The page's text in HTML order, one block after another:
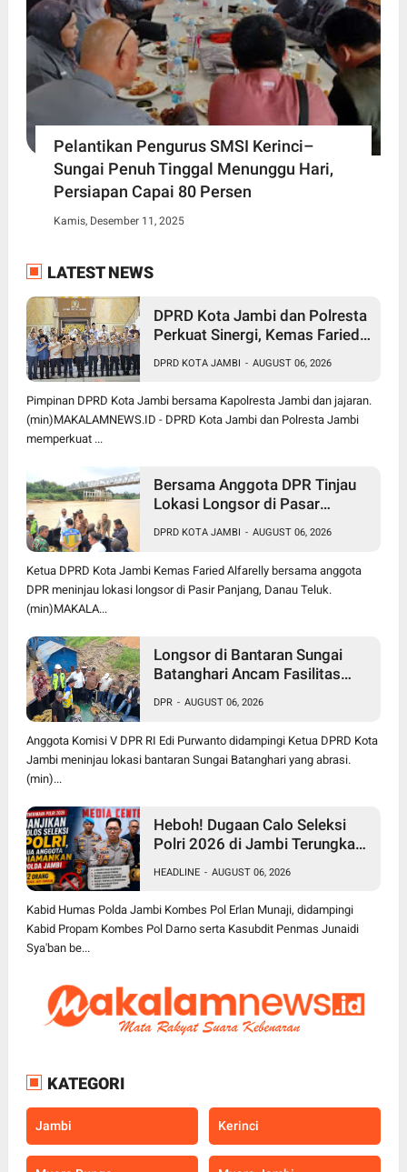
Pelantikan Pengurus SMSI Kerinci–
Sungai Penuh Tinggal Menunggu Hari,
Persiapan Capai 80 Persen
Kamis, Desember 11, 2025
LATEST NEWS
DPRD Kota Jambi dan Polresta
Perkuat Sinergi, Kemas Faried:
Bersama
DPRD KOTA JAMBI - AUGUST 06, 2026
Pimpinan DPRD Kota Jambi bersama Kapolresta Jambi dan jajaran.
(min)MAKALAMNEWS.ID - DPRD Kota Jambi dan Polresta Jambi
memperkuat ...
Bersama Anggota DPR Tinjau
Lokasi Longsor di Pasar
Jambi Dorong Pusat Bangun
Turap Sungai Batanghari
DPRD KOTA JAMBI - AUGUST 06, 2026
Ketua DPRD Kota Jambi Kemas Faried Alfarelly bersama anggota
DPR meninjau lokasi longsor di Pasir Panjang, Danau Teluk.
(min)MAKALA...
Longsor di Bantaran Sungai
Batanghari Ancam Fasilitas
Purwanto Siap Perjuangkan
Pembangunan Turap
DPR - AUGUST 06, 2026
Anggota Komisi V DPR RI Edi Purwanto didampingi Ketua DPRD Kota
Jambi meninjau lokasi bantaran Sungai Batanghari yang abrasi.
(min)...
Heboh! Dugaan Calo Seleksi
Polri 2026 di Jambi Terungkap,
Anggota Diamankan
HEADLINE - AUGUST 06, 2026
Kabid Humas Polda Jambi Kombes Pol Erlan Munaji, didampingi
Kabid Propam Kombes Pol Darno serta Kasubdit Penmas Junaidi
Sya'ban be...
KATEGORI
Jambi Kerinci